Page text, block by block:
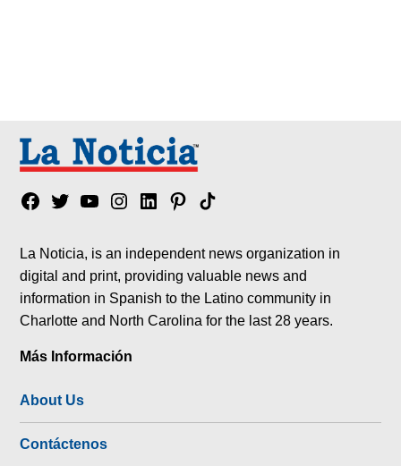
Facebook
TwitterYouTubeInstagram
LinkedinPinterest
Tik
La Noticia, is an independent news organization in
digital and print, providing valuable news and
information in Spanish to the Latino community in
Charlotte and North Carolina for the last 28 years.
Más Información
About Us
Contáctenos